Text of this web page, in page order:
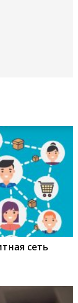
сеть